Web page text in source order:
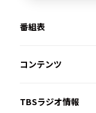
番組表
コンテンツ
TBSラジオ情報